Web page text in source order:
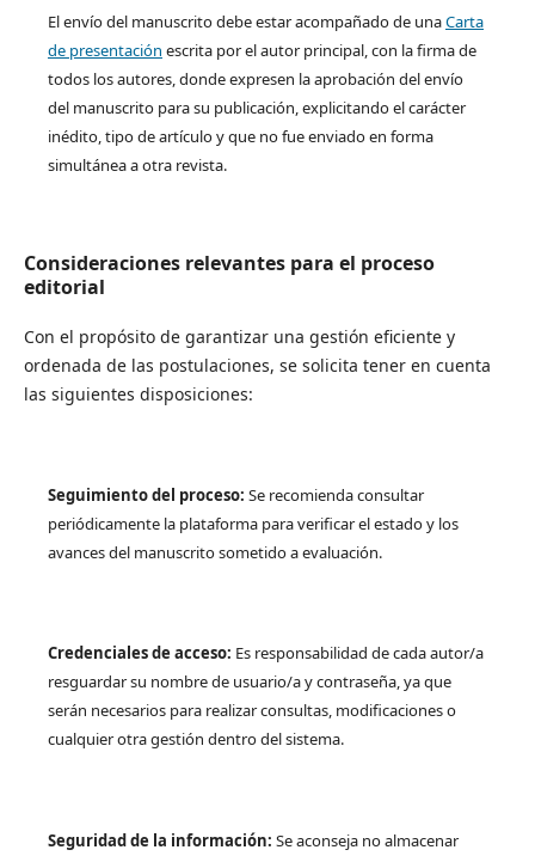
El envío del manuscrito debe estar acompañado de unaCarta
de presentación escrita por el autor principal, con la firma de
todos los autores, donde expresen la aprobación del envío
del manuscrito para su publicación, explicitando el carácter
inédito, tipo de artículo y que no fue enviado en forma
simultánea a otra revista.
Consideraciones relevantes para el proceso
editorial
Con el propósito de garantizar una gestión eficiente y
ordenada de las postulaciones, se solicita tener en cuenta
las siguientes disposiciones:
Seguimiento del proceso: Se recomienda consultar
periódicamente la plataforma para verificar el estado y los
avances del manuscrito sometido a evaluación.
Credenciales de acceso: Es responsabilidad de cada autor/a
resguardar su nombre de usuario/a y contraseña, ya que
serán necesarios para realizar consultas, modificaciones o
cualquier otra gestión dentro del sistema.
Seguridad de la información: Se aconseja no almacenar